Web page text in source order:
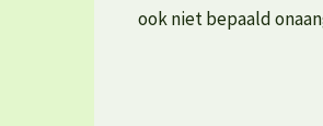
ook niet bepaald